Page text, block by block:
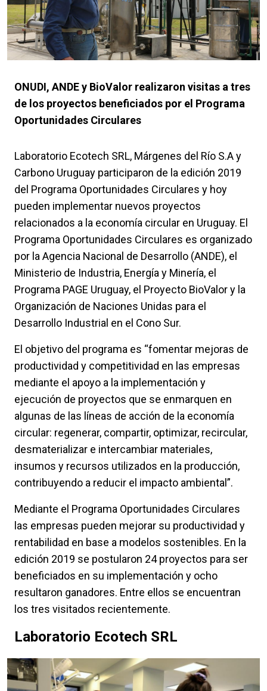
ONUDI, ANDE y BioValor realizaron visitas a tres
de los proyectos beneficiados por el Programa
Oportunidades Circulares
Laboratorio Ecotech SRL, Márgenes del Río S.A y
Carbono Uruguay participaron de la edición 2019
del Programa Oportunidades Circulares y hoy
pueden implementar nuevos proyectos
relacionados a la economía circular en Uruguay. El
Programa Oportunidades Circulares es organizado
por la Agencia Nacional de Desarrollo (ANDE), el
Ministerio de Industria, Energía y Minería, el
Programa PAGE Uruguay, el Proyecto BioValor y la
Organización de Naciones Unidas para el
Desarrollo Industrial en el Cono Sur.
El objetivo del programa es “fomentar mejoras de
productividad y competitividad en las empresas
mediante el apoyo a la implementación y
ejecución de proyectos que se enmarquen en
algunas de las líneas de acción de la economía
circular: regenerar, compartir, optimizar, recircular,
desmaterializar e intercambiar materiales,
insumos y recursos utilizados en la producción,
contribuyendo a reducir el impacto ambiental”.
Mediante el Programa Oportunidades Circulares
las empresas pueden mejorar su productividad y
rentabilidad en base a modelos sostenibles. En la
edición 2019 se postularon 24 proyectos para ser
beneficiados en su implementación y ocho
resultaron ganadores. Entre ellos se encuentran
los tres visitados recientemente.
Laboratorio Ecotech SRL